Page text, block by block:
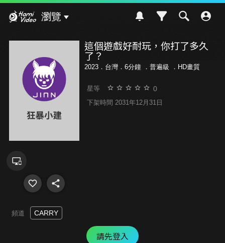
瀏覽
這個遊戲好耐玩，你打了多久
了？
2023．台灣．6分鐘 ． 普遍級 ．HD畫質
星等 0
下架時間 2031年12月31日
頻道 CARRY
請先登入